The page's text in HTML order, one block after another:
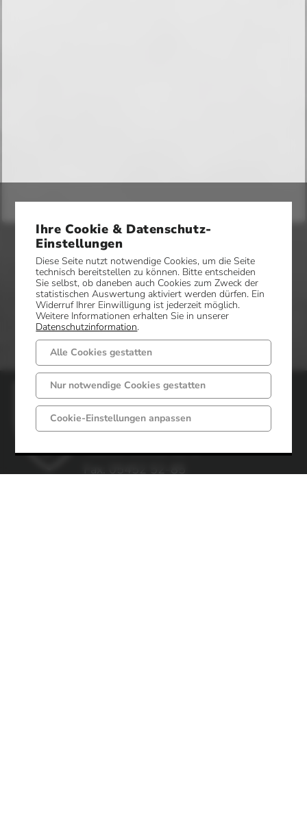
Gemeinde Mettingen
Markt 6 - 8
49497 Mettingen
Telefon: 05452 52-0
Fax: 05452 52-85
Ihre Cookie & Datenschutz-
Einstellungen
Diese Seite nutzt notwendige Cookies, um die Seite
technisch bereitstellen zu können. Bitte entscheiden
Sie selbst, ob daneben auch Cookies zum Zweck der
statistischen Auswertung aktiviert werden dürfen. Ein
Widerruf Ihrer Einwilligung ist jederzeit möglich.
Weitere Informationen erhalten Sie in unserer
Datenschutzinformation.
Alle Cookies gestatten
Nur notwendige Cookies gestatten
Cookie-Einstellungen anpassen